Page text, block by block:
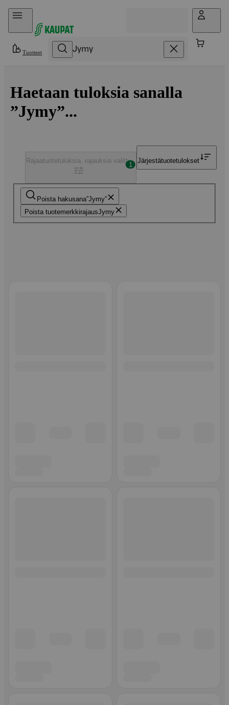
Hyppää sisältöön
Tuotteet
Haetaan tuloksia sanalla
”Jymy”...
Poista hakusana Jymy
Poista tuotemerkkirajausJymy
Rajaatuotetuloksia, rajauksia valittu
1
Järjestätuotetulokset